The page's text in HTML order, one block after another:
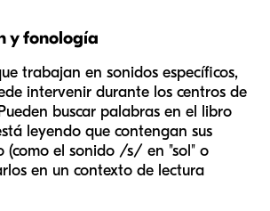
y fonología
trabajan en sonidos específicos,
intervenir durante los centros de
buscar palabras en el libro
leyendo que contengan sus
(como el sonido /s/ en "sol" o
en un contexto de lectura